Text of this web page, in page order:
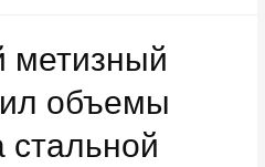
метизный
объемы
стальной